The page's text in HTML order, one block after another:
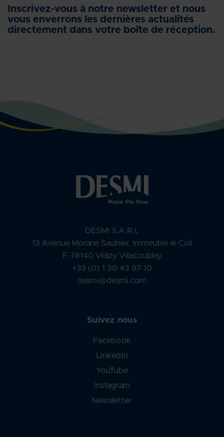
Inscrivez-vous à notre newsletter et nous
vous enverrons les dernières actualités
directement dans votre boîte de réception.
DESMI S.A.R.L
13 Avenue Morane Saulnier, Immeuble le Coli
F-78140 Vélizy Villacoublay
+33 (0) 1 30 43 97 10
desmi@desmi.com
Suivez nous
Facebook
LinkedIn
YouTube
Instagram
Newsletter